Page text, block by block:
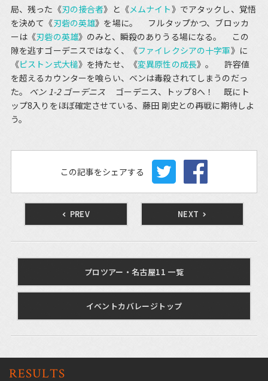
局、残った《刃の接合者》と《メムナイト》でアタックし、覚悟
を決めて《刃砦の英雄》を場に。 フルタップかつ、ブロッカ
ーは《刃砦の英雄》のみと、瞬殺のありうる場になる。 この
隙を逃すゴーデニスではなく、《ファイレクシアの十字軍》に
《ピストン式大槌》を持たせ、《変異原性の成長》。 許容値
を超えるカウンターを喰らい、ベンは毒殺されてしまうのだっ
た。 ベン 1-2 ゴーデニス ゴーデニス、トップ8へ！ 既にト
ップ8入りをほぼ確定させている、藤田 剛史との再戦に期待しよ
う。
この記事をシェアする
PREV NEXT
プロツアー・名古屋11 一覧
イベントカバレージトップ
RESULTS